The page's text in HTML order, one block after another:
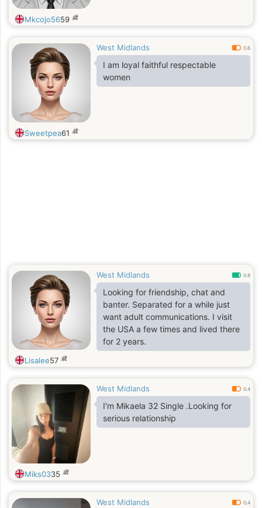
Mkcojo5659 歳
West Midlands 0.6
I am loyal faithful respectable
women
Sweetpea61 歳
West Midlands 0.8
Looking for friendship, chat and
banter. Separated for a while just
want adult communications. I visit
the USA a few times and lived there
for 2 years.
Lisalee57 歳
West Midlands 0.4
I'm Mikaela 32 Single .Looking for
serious relationship
Miks0335 歳
West Midlands 0.4